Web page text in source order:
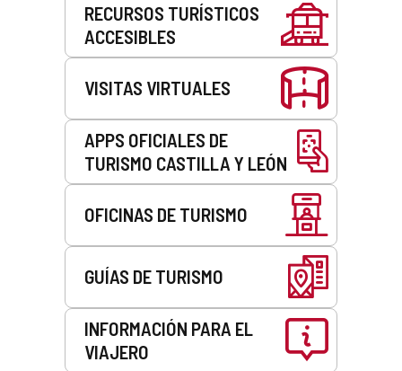
RECURSOS TURÍSTICOS
ACCESIBLES
VISITAS VIRTUALES
APPS OFICIALES DE
TURISMO CASTILLA Y LEÓN
OFICINAS DE TURISMO
GUÍAS DE TURISMO
INFORMACIÓN PARA EL
VIAJERO